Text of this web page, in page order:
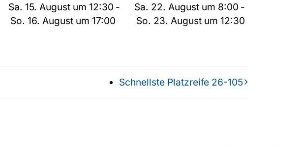
Sa. 15. August um 12:30 -
So. 16. August um 17:00
Sa. 22. August um 8:00 -
So. 23. August um 12:30
Schnellste Platzreife 26-105